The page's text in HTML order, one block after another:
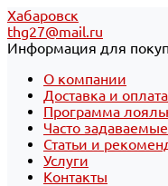
Хабаровск
thg27@mail.ru
Информация для
О компании
Доставка и оплата
Программа
Часто
Статьи и
Услуги
Контакты